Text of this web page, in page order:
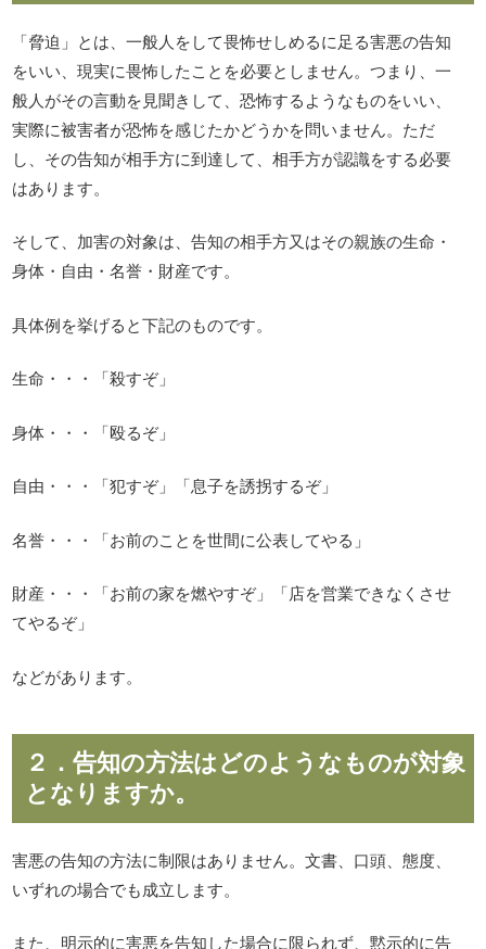
「脅迫」とは、一般人をして畏怖せしめるに足る害悪の告知
をいい、現実に畏怖したことを必要としません。つまり、一
般人がその言動を見聞きして、恐怖するようなものをいい、
実際に被害者が恐怖を感じたかどうかを問いません。ただ
し、その告知が相手方に到達して、相手方が認識をする必要
はあります。
そして、加害の対象は、告知の相手方又はその親族の生命・
身体・自由・名誉・財産です。
具体例を挙げると下記のものです。
生命・・・「殺すぞ」
身体・・・「殴るぞ」
自由・・・「犯すぞ」「息子を誘拐するぞ」
名誉・・・「お前のことを世間に公表してやる」
財産・・・「お前の家を燃やすぞ」「店を営業できなくさせ
てやるぞ」
などがあります。
２．告知の方法はどのようなものが対象
となりますか。
害悪の告知の方法に制限はありません。文書、口頭、態度、
いずれの場合でも成立します。
また、明示的に害悪を告知した場合に限られず、黙示的に告